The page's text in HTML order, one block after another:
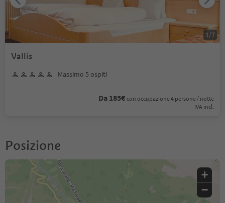
Vallis
Massimo 5 ospiti
Da 185€ con occupazione 4 persone / notte
IVA incl.
1/7
Posizione
+
−